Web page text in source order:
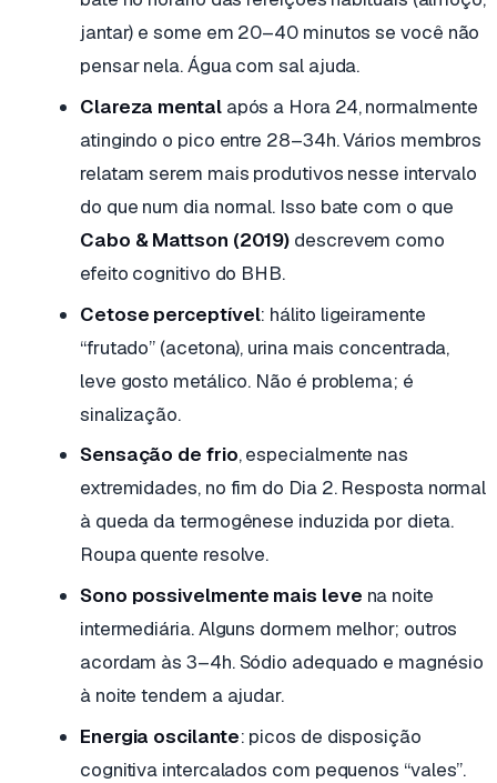
jantar) e some em 20–40 minutos se você não
pensar nela. Água com sal ajuda.
Clareza mentalapós a Hora 24, normalmente
atingindo o pico entre 28–34h. Vários membros
relatam serem mais produtivos nesse intervalo
do que num dia normal. Isso bate com o que
Cabo & Mattson (2019) descrevem como
efeito cognitivo do BHB.
Cetose perceptível: hálito ligeiramente
“frutado” (acetona), urina mais concentrada,
leve gosto metálico. Não é problema; é
sinalização.
Sensação de frio, especialmente nas
extremidades, no fim do Dia 2. Resposta normal
à queda da termogênese induzida por dieta.
Roupa quente resolve.
Sono possivelmente mais leve na noite
intermediária. Alguns dormem melhor; outros
acordam às 3–4h. Sódio adequado e magnésio
à noite tendem a ajudar.
Energia oscilante: picos de disposição
cognitiva intercalados com pequenos “vales”.